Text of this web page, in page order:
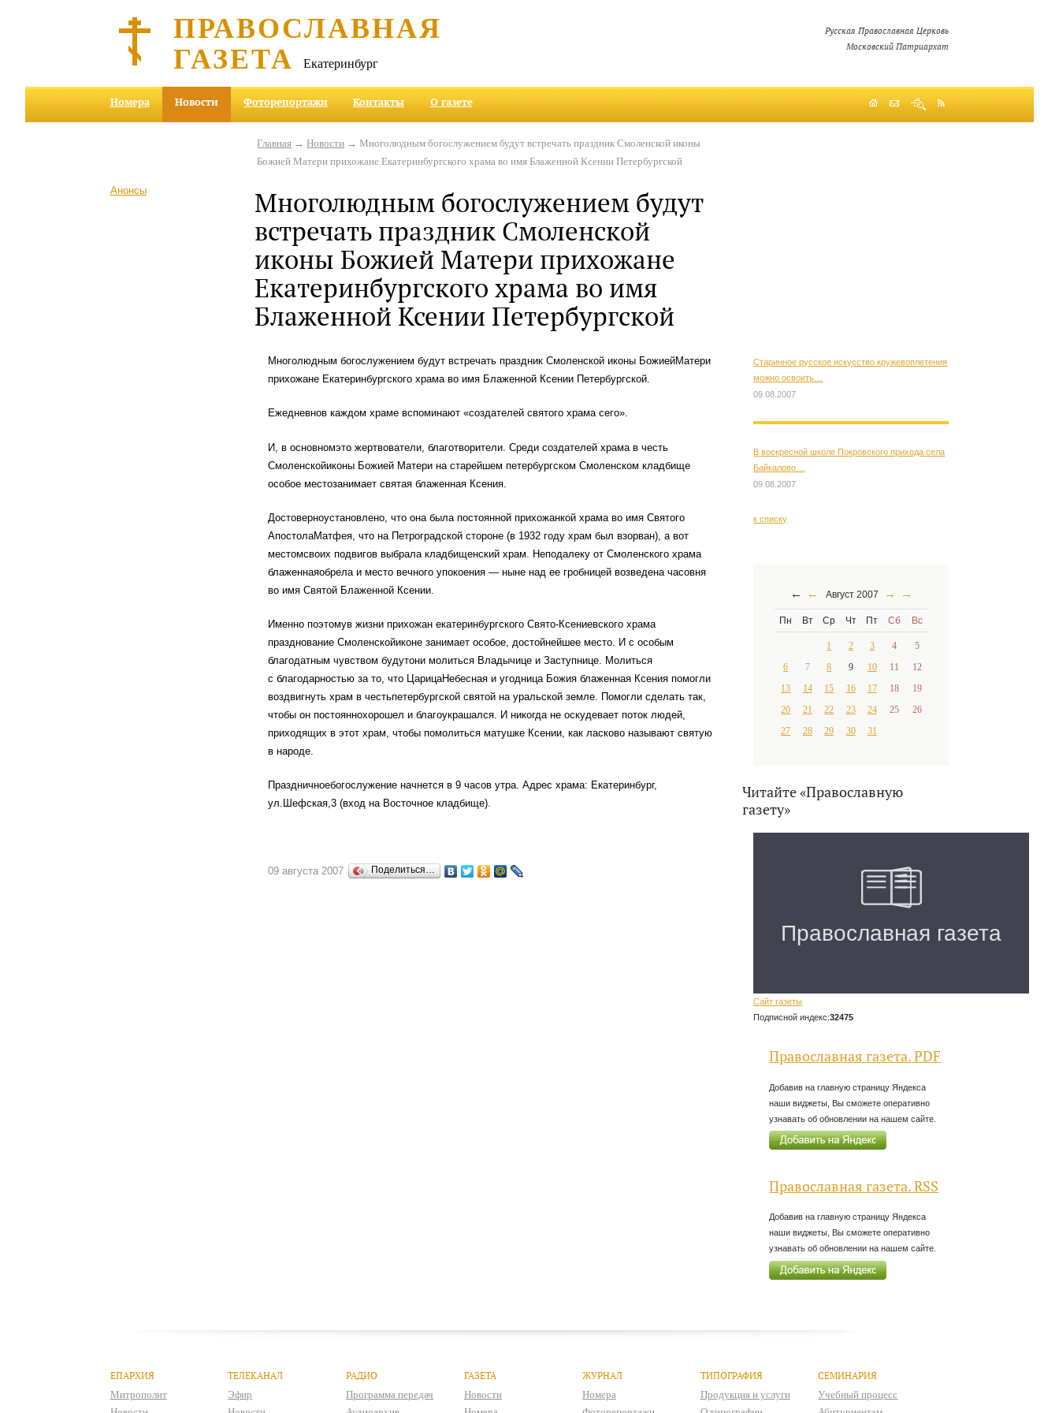
ПРАВОСЛАВНАЯ
ГАЗЕТА Екатеринбург
Русская Православная Церковь
Московский Патриархат
Номера Новости Фоторепортажи Контакты О газете
Анонсы
Главная →Новости → Многолюдным богослужением будут встречать праздник Смоленской иконы
Божией Матери прихожане Екатеринбургского храма во имя Блаженной Ксении Петербургской
Многолюдным богослужением будут
встречать праздник Смоленской
иконы Божией Матери прихожане
Екатеринбургского храма во имя
Блаженной Ксении Петербургской
Многолюдным богослужением будут встречать праздник Смоленской иконы БожиейМатери
прихожане Екатеринбургского храма во имя Блаженной Ксении Петербургской.
Ежедневнов каждом храме вспоминают «создателей святого храма сего».
И, в основномэто жертвователи, благотворители. Среди создателей храма в честь
Смоленскойиконы Божией Матери на старейшем петербургском Смоленском кладбище
особое местозанимает святая блаженная Ксения.
Достоверноустановлено, что она была постоянной прихожанкой храма во имя Святого
АпостолаМатфея, что на Петроградской стороне (в 1932 году храм был взорван), а вот
местомсвоих подвигов выбрала кладбищенский храм. Неподалеку от Смоленского храма
блаженнаяобрела и место вечного упокоения — ныне над ее гробницей возведена часовня
во имя Святой Блаженной Ксении.
Именно поэтомув жизни прихожан екатеринбургского Свято-Ксениевского храма
празднование Смоленскойиконе занимает особое, достойнейшее место. И с особым
благодатным чувством будутони молиться Владычице и Заступнице. Молиться
с благодарностью за то, что ЦарицаНебесная и угодница Божия блаженная Ксения помогли
воздвигнуть храм в честьпетербургской святой на уральской земле. Помогли сделать так,
чтобы он постояннохорошел и благоукрашался. И никогда не оскудевает поток людей,
приходящих в этот храм, чтобы помолиться матушке Ксении, как ласково называют святую
в народе.
Праздничноебогослужение начнется в 9 часов утра. Адрес храма: Екатеринбург,
ул.Шефская,3 (вход на Восточное кладбище).
09 августа 2007 Поделиться…
Старинное русское искусство кружевоплетения
можно освоить…
09.08.2007
В воскресной школе Покровского прихода села
Байкалово…
09.08.2007
к списку
← ← Август 2007 → →
Пн Вт Ср Чт Пт Сб Вс
1 2 3 4
5
6
7 8 9 10 11
12
13
14 15 16 17 18
19
20
21 22 23 24 25
26
27
28 29 30 31
Читайте «Православную
газету»
Сайт газеты
Подписной индекс:32475
Православная газета. PDF
Добавив на главную страницу Яндекса
наши виджеты, Вы сможете оперативно
узнавать об обновлении на нашем сайте.
Православная газета. RSS
Добавив на главную страницу Яндекса
наши виджеты, Вы сможете оперативно
узнавать об обновлении на нашем сайте.
ЕПАРХИЯ
Митрополит
ТЕЛЕКАНАЛ
Эфир
РАДИО
Программа передач
ГАЗЕТА
Новости
ЖУРНАЛ
Номера
ТИПОГРАФИЯ
Продукция и услуги
СЕМИНАРИЯ
Учебный процесс